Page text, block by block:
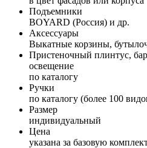
Подъемники
BOYARD (Россия) и др.
Аксессуары
Выкатные корзины,
Пристеночный плинтус,
освещение
по каталогу
Ручки
по каталогу (более 100
Размер
индивидуальный
Цена
указана за базовую